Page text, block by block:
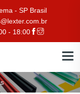
- SP Brasil
- 18:00